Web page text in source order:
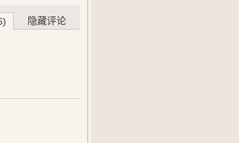
隐藏评论